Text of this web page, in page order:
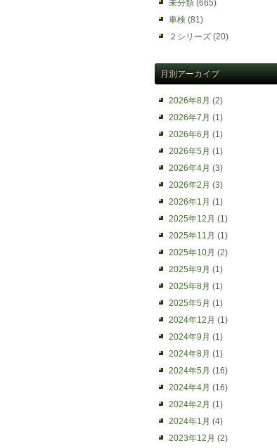
未分類 (665)
車検 (81)
２シリーズ (20)
月別アーカイブ
2026年8月 (2)
2026年7月 (1)
2026年6月 (1)
2026年5月 (1)
2026年4月 (3)
2026年2月 (3)
2026年1月 (1)
2025年12月 (1)
2025年11月 (1)
2025年10月 (2)
2025年9月 (1)
2025年8月 (1)
2025年5月 (1)
2024年12月 (1)
2024年9月 (1)
2024年8月 (1)
2024年5月 (16)
2024年4月 (16)
2024年2月 (1)
2024年1月 (4)
2023年12月 (2)